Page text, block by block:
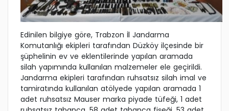
Edinilen bilgiye göre, Trabzon İl Jandarma
Komutanlığı ekipleri tarafından Düzköy ilçesinde bir
şüphelinin ev ve eklentilerinde yapılan aramada
silah yapımında kullanılan malzemeler ele geçirildi.
Jandarma ekipleri tarafından ruhsatsız silah imal ve
tamiratında kullanılan atölyede yapılan aramada 1
adet ruhsatsız Mauser marka piyade tüfeği, 1 adet